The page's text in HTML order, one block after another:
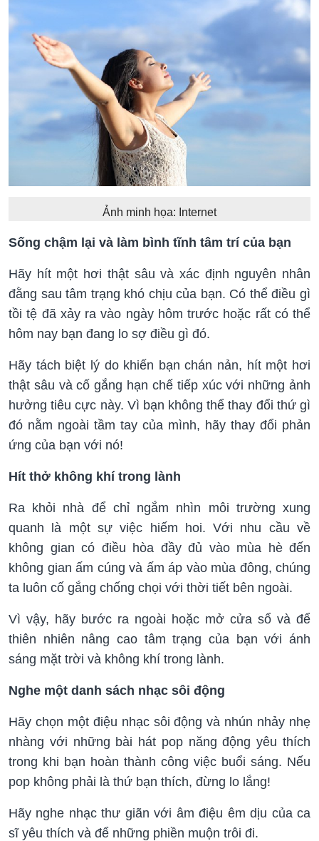
Ảnh minh họa: Internet
Sống chậm lại và làm bình tĩnh tâm trí của bạn
Hãy hít một hơi thật sâu và xác định nguyên nhân
đằng sau tâm trạng khó chịu của bạn. Có thể điều gì
tồi tệ đã xảy ra vào ngày hôm trước hoặc rất có thể
hôm nay bạn đang lo sợ điều gì đó.
Hãy tách biệt lý do khiến bạn chán nản, hít một hơi
thật sâu và cố gắng hạn chế tiếp xúc với những ảnh
hưởng tiêu cực này. Vì bạn không thể thay đổi thứ gì
đó nằm ngoài tầm tay của mình, hãy thay đổi phản
ứng của bạn với nó!
Hít thở không khí trong lành
Ra khỏi nhà để chỉ ngắm nhìn môi trường xung
quanh là một sự việc hiếm hoi. Với nhu cầu về
không gian có điều hòa đầy đủ vào mùa hè đến
không gian ấm cúng và ấm áp vào mùa đông, chúng
ta luôn cố gắng chống chọi với thời tiết bên ngoài.
Vì vậy, hãy bước ra ngoài hoặc mở cửa sổ và để
thiên nhiên nâng cao tâm trạng của bạn với ánh
sáng mặt trời và không khí trong lành.
Nghe một danh sách nhạc sôi động
Hãy chọn một điệu nhạc sôi động và nhún nhảy nhẹ
nhàng với những bài hát pop năng động yêu thích
trong khi bạn hoàn thành công việc buổi sáng. Nếu
pop không phải là thứ bạn thích, đừng lo lắng!
Hãy nghe nhạc thư giãn với âm điệu êm dịu của ca
sĩ yêu thích và để những phiền muộn trôi đi.